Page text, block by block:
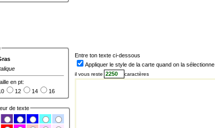
en pt:
12 14 16
de texte
Entre ton texte ci-dessous
Appliquer le style de la carte quand on la sélectionne
il vous reste caractères